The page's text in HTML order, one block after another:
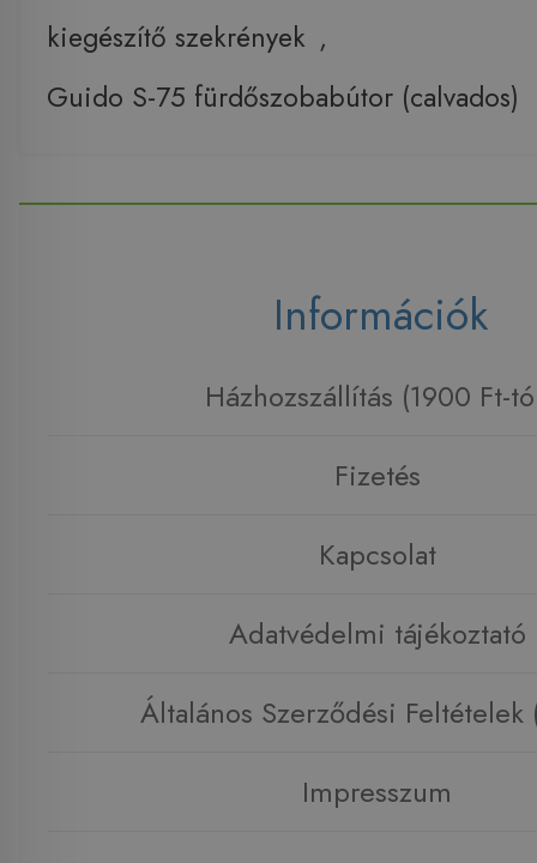
kiegészítő szekrények ,
Guido S-75 fürdőszobabútor (calvados)
Információk
Házhozszállítás (1900 Ft-
Fizetés
Kapcsolat
Adatvédelmi tájékoztató
Általános Szerződési Feltételek
Impresszum